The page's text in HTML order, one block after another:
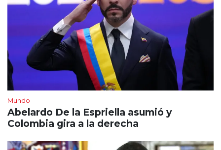
Mundo
Abelardo De la Espriella asumió y
Colombia gira a la derecha